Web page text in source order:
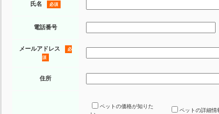
氏名 必須
電話番号
メールアドレス
必
須
住所
ペットの価格が知りた
ペットの詳細情